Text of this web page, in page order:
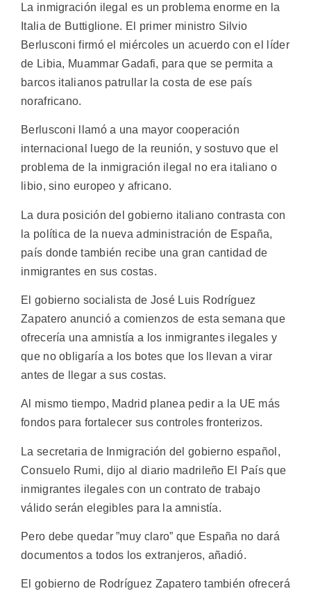
La inmigración ilegal es un problema enorme en la
Italia de Buttiglione. El primer ministro Silvio
Berlusconi firmó el miércoles un acuerdo con el líder
de Libia, Muammar Gadafi, para que se permita a
barcos italianos patrullar la costa de ese país
norafricano.
Berlusconi llamó a una mayor cooperación
internacional luego de la reunión, y sostuvo que el
problema de la inmigración ilegal no era italiano o
libio, sino europeo y africano.
La dura posición del gobierno italiano contrasta con
la política de la nueva administración de España,
país donde también recibe una gran cantidad de
inmigrantes en sus costas.
El gobierno socialista de José Luis Rodríguez
Zapatero anunció a comienzos de esta semana que
ofrecería una amnistía a los inmigrantes ilegales y
que no obligaría a los botes que los llevan a virar
antes de llegar a sus costas.
Al mismo tiempo, Madrid planea pedir a la UE más
fondos para fortalecer sus controles fronterizos.
La secretaria de Inmigración del gobierno español,
Consuelo Rumi, dijo al diario madrileño El País que
inmigrantes ilegales con un contrato de trabajo
válido serán elegibles para la amnistía.
Pero debe quedar ”muy claro” que España no dará
documentos a todos los extranjeros, añadió.
El gobierno de Rodríguez Zapatero también ofrecerá